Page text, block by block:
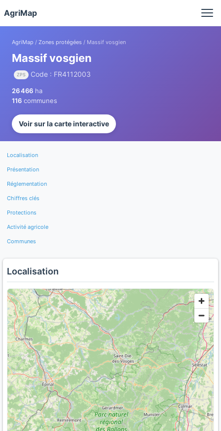
AgriMap
AgriMap / Zones protégées / Massif vosgien
Massif vosgien
ZPS Code : FR4112003
26 466 ha
116 communes
Voir sur la carte interactive
Localisation
Présentation
Réglementation
Chiffres clés
Protections
Activité agricole
Communes
Localisation